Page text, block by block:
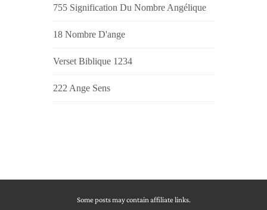
755 Signification Du Nombre Angélique
18 Nombre D'ange
Verset Biblique 1234
222 Ange Sens
Some posts may contain affiliate links.